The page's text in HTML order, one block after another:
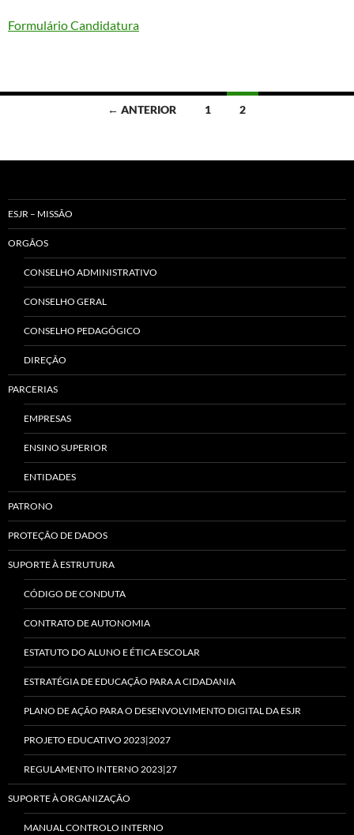
Formulário Candidatura
artigos
← ANTERIOR 1 2
ESJR – MISSÃO
ORGÃOS
CONSELHO ADMINISTRATIVO
CONSELHO GERAL
CONSELHO PEDAGÓGICO
DIREÇÃO
PARCERIAS
EMPRESAS
ENSINO SUPERIOR
ENTIDADES
PATRONO
PROTEÇÃO DE DADOS
SUPORTE À ESTRUTURA
CÓDIGO DE CONDUTA
CONTRATO DE AUTONOMIA
ESTATUTO DO ALUNO E ÉTICA ESCOLAR
ESTRATÉGIA DE EDUCAÇÃO PARA A CIDADANIA
PLANO DE AÇÃO PARA O DESENVOLVIMENTO DIGITAL DA ESJR
PROJETO EDUCATIVO 2023|2027
REGULAMENTO INTERNO 2023|27
SUPORTE À ORGANIZAÇÃO
MANUAL CONTROLO INTERNO